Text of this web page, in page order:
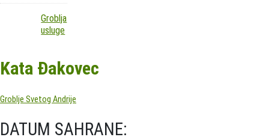
Groblja
usluge
Kata Đakovec
Groblje Svetog Andrije
DATUM SAHRANE: